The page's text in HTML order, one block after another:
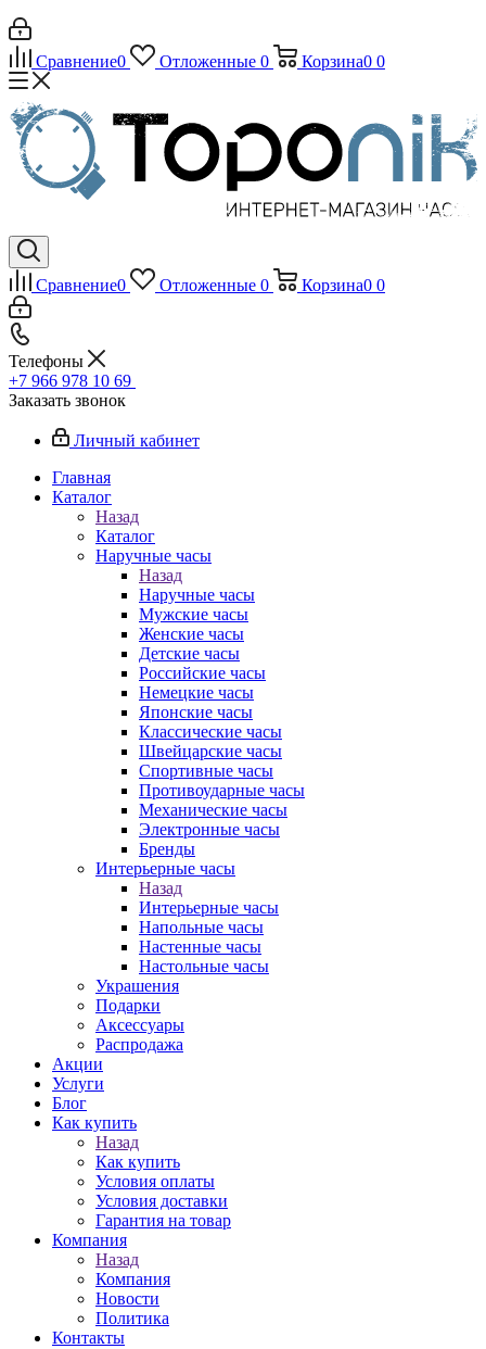
Сравнение0 Отложенные 0 Корзина0 0
Сравнение0 Отложенные 0 Корзина0 0
Телефоны
+7 966 978 10 69
Заказать звонок
Личный кабинет
Главная
Каталог
Назад
Каталог
Наручные часы
Назад
Наручные часы
Мужские часы
Женские часы
Детские часы
Российские часы
Немецкие часы
Японские часы
Классические часы
Швейцарские часы
Спортивные часы
Противоударные часы
Механические часы
Электронные часы
Бренды
Интерьерные часы
Назад
Интерьерные часы
Напольные часы
Настенные часы
Настольные часы
Украшения
Подарки
Аксессуары
Распродажа
Акции
Услуги
Блог
Как купить
Назад
Как купить
Условия оплаты
Условия доставки
Гарантия на товар
Компания
Назад
Компания
Новости
Политика
Контакты